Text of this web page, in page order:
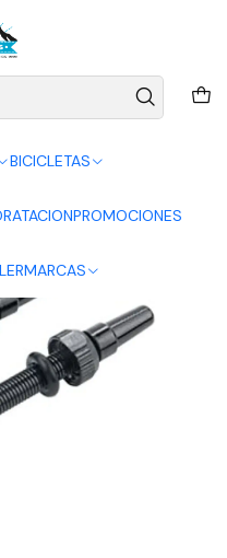
BICICLETAS
PROMOCIONES
MARCAS
DESDE 2.990
PROTECTOR MOUSSE